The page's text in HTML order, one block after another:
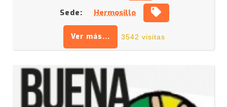
Sede: Hermosillo
Ver más... 3542 visitas